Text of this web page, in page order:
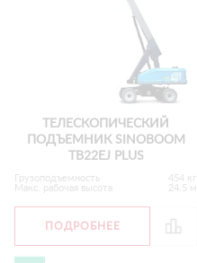
ТЕЛЕСКОПИЧЕСКИЙ
ПОДЪЕМНИК SINOBOOM
TB22EJ PLUS
Грузоподъемность
454 кг
Макс. рабочая высота
24.5 м
ПОДРОБНЕЕ